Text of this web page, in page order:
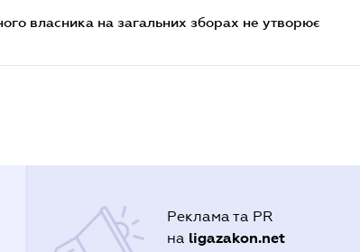
власника на загальних зборах не утворює
Реклама та PR
на ligazakon.net